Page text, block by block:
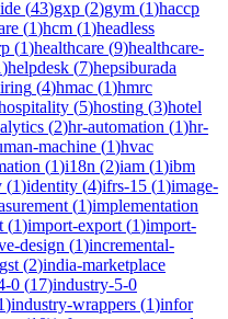
(43)gxp (2)gym (1)haccp
(1)hcm (1)headless
(1)healthcare (9)healthcare-
)helpdesk (7)hepsiburada
(4)hmac (1)hmrc
(5)hosting (3)hotel
(2)hr-automation (1)hr-
machine (1)hvac
(1)i18n (2)iam (1)ibm
(1)identity (4)ifrs-15 (1)image-
(1)implementation
(1)import-export (1)import-
design (1)incremental-
(2)india-marketplace
0 (17)industry-5-0
)industry-wrappers (1)infor